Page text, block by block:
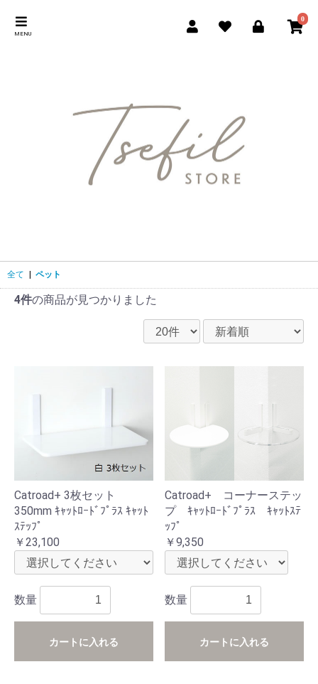
MENU
0
全て ペット
4件の商品が見つかりました
Catroad+ 3枚セット
350mm ｷｬｯﾄﾛｰﾄﾞﾌﾟﾗｽ ｷｬｯﾄ
ｽﾃｯﾌﾟ
￥23,100
数量
カートに入れる
Catroad+ コーナーステッ
プ ｷｬｯﾄﾛｰﾄﾞﾌﾟﾗｽ ｷｬｯﾄｽﾃ
ｯﾌﾟ
￥9,350
数量
カートに入れる